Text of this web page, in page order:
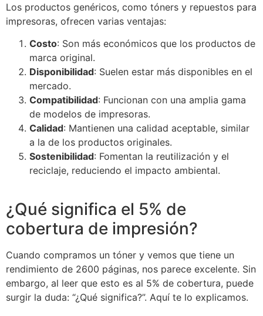
Los productos genéricos, como tóners y repuestos para
impresoras, ofrecen varias ventajas:
Costo: Son más económicos que los productos de
marca original.
Disponibilidad: Suelen estar más disponibles en el
mercado.
Compatibilidad: Funcionan con una amplia gama
de modelos de impresoras.
Calidad: Mantienen una calidad aceptable, similar
a la de los productos originales.
Sostenibilidad: Fomentan la reutilización y el
reciclaje, reduciendo el impacto ambiental.
¿Qué significa el 5% de
cobertura de impresión?
Cuando compramos un tóner y vemos que tiene un
rendimiento de 2600 páginas, nos parece excelente. Sin
embargo, al leer que esto es al 5% de cobertura, puede
surgir la duda: “¿Qué significa?”. Aquí te lo explicamos.